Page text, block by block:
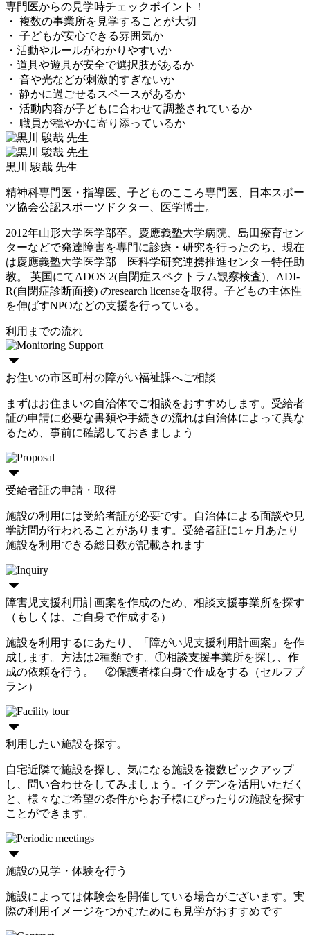
専門医からの見学時チェックポイント！
・ 複数の事業所を見学することが大切
・ 子どもが安心できる雰囲気か
・活動やルールがわかりやすいか
・道具や遊具が安全で選択肢があるか
・ 音や光などが刺激的すぎないか
・ 静かに過ごせるスペースがあるか
・ 活動内容が子どもに合わせて調整されているか
・ 職員が穏やかに寄り添っているか
黒川 駿哉 先生
精神科専門医・指導医、子どものこころ専門医、日本スポー
ツ協会公認スポーツドクター、医学博士。
2012年山形大学医学部卒。慶應義塾大学病院、島田療育セン
ターなどで発達障害を専門に診療・研究を行ったのち、現在
は慶應義塾大学医学部 医科学研究連携推進センター特任助
教。 英国にてADOS 2(自閉症スペクトラム観察検査)、ADI-
R(自閉症診断面接) のresearch licenseを取得。子どもの主体性
を伸ばすNPOなどの支援を行っている。
利用までの流れ
お住いの市区町村の障がい福祉課へご相談
まずはお住まいの自治体でご相談をおすすめします。受給者
証の申請に必要な書類や手続きの流れは自治体によって異な
るため、事前に確認しておきましょう
受給者証の申請・取得
施設の利用には受給者証が必要です。自治体による面談や見
学訪問が行われることがあります。受給者証に1ヶ月あたり
施設を利用できる総日数が記載されます
障害児支援利用計画案を作成のため、相談支援事業所を探す
（もしくは、ご自身で作成する）
施設を利用するにあたり、「障がい児支援利用計画案」を作
成します。方法は2種類です。①相談支援事業所を探し、作
成の依頼を行う。 ②保護者様自身で作成をする（セルフプ
ラン）
利用したい施設を探す。
自宅近隣で施設を探し、気になる施設を複数ピックアップ
し、問い合わせをしてみましょう。イクデンを活用いただく
と、様々なご希望の条件からお子様にぴったりの施設を探す
ことができます。
施設の見学・体験を行う
施設によっては体験会を開催している場合がございます。実
際の利用イメージをつかむためにも見学がおすすめです